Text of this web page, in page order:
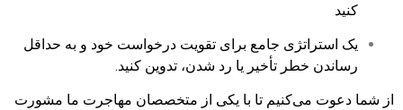
کنید
یک استراتژی جامع برای تقویت درخواست خود و به حداقل
رساندن خطر تأخیر یا رد شدن، تدوین کنید.
از شما دعوت می‌کنیم تا با یکی از متخصصان مهاجرت ما مشورت